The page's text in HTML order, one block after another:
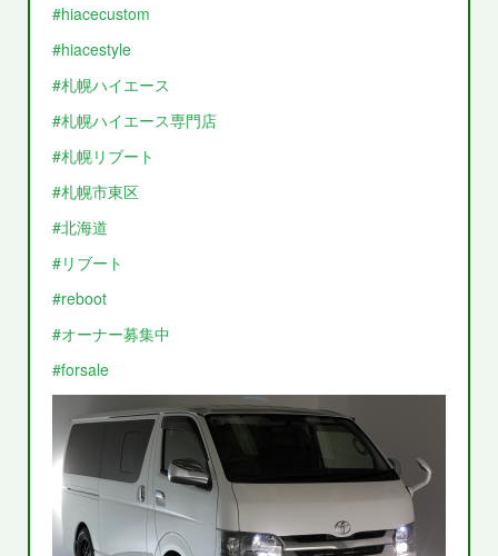
#hiacecustom
#hiacestyle
#札幌ハイエース
#札幌ハイエース専門店
#札幌リブート
#札幌市東区
#北海道
#リブート
#reboot
#オーナー募集中
#forsale